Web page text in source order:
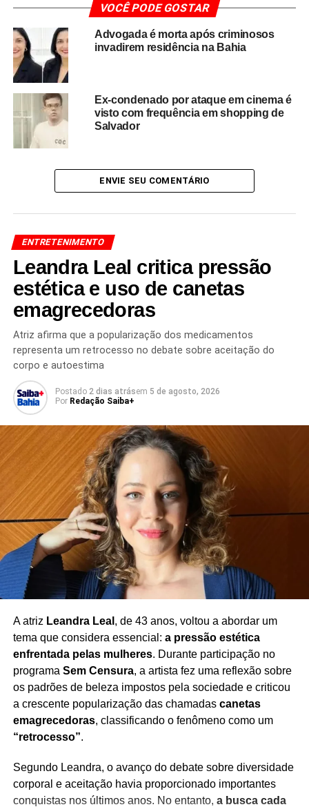
agravante no processo, levando à condenação por
comportamento de perseguição, prática que é tratada
com rigor pelas autoridades da Coreia do Sul,
celebridades.
O caso reacende o debate sobre os limites da admiração
artistas internacionais, que frequentemente enfrentam
situações semelhantes envolvendo assédio e
A decisão judicial reforça as medidas de proteção
adotadas no país para coibir esse tipo de comportamento,
buscando garantir a segurança dos artistas e evitar novas
ocorrências.
Redação Saiba+
TÓPICOS RELACIONADOS ASSÉDIO A FAMOSOS
BTS NOTÍCIA
CASO JUNG KOOK
CELEBRIDADES COREANAS
COREIA DO SUL JUSTIÇA
CRIME DE PERSEGUIÇÃO
FÃ BRASILEIRA BTS
FÃS BTS
INVASÃO DE RESIDÊNCIA
JUNG KOOK
K-POP
LIBERDADE CONDICIONAL
PERSEGUIÇÃO A ARTISTA
PRISÃO BTS
PRIVACIDADE DE ARTISTAS
THE KOREA TIMES
PRÓXIMO
Nuno Leal Maia critica Globo e descarta retorno
às novelas
NÃO PERCA
Acidente em evento de Itapetinga deixa feridos
antes de show de Amado Batista
VOCÊ PODE GOSTAR
Advogada é morta após criminosos
invadirem residência na Bahia
Ex-condenado por ataque em cinema é
visto com frequência em shopping de
Salvador
ENVIE SEU COMENTÁRIO
ENTRETENIMENTO
Leandra Leal critica pressão
estética e uso de canetas
emagrecedoras
Atriz afirma que a popularização dos medicamentos
representa um retrocesso no debate sobre aceitação do
corpo e autoestima
Postado 2 dias atrásem 5 de agosto, 2026
Por Redação Saiba+
A atriz Leandra Leal , de 43 anos, voltou a abordar um
tema que considera essencial: a pressão estética
enfrentada pelas mulheres. Durante participação no
programa Sem Censura, a artista fez uma reflexão sobre
os padrões de beleza impostos pela sociedade e criticou
a crescente popularização das chamadas canetas
emagrecedoras, classificando o fenômeno como um
“retrocesso”.
Segundo Leandra, o avanço do debate sobre diversidade
corporal e aceitação havia proporcionado importantes
conquistas nos últimos anos. No entanto, a busca cada